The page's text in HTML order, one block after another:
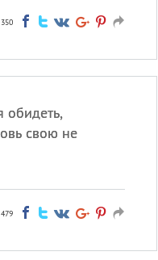
350
обидеть,
свою не
479